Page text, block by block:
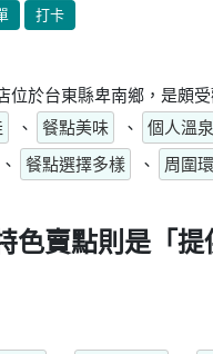
打卡
位於台東縣卑南鄉，是頗
、 餐點美味 、 個人溫
、 餐點選擇多樣 、 周圍
色賣點則是「提